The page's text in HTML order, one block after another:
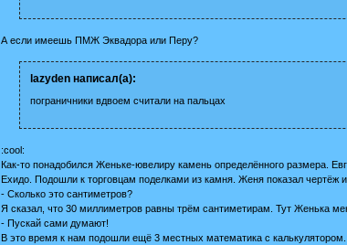
А если имеешь ПМЖ Эквадора или Перу?
lazyden написал(а):
пограничники вдвоем считали на пальцах
:cool:
Как-то понадобился Женьке-ювелиру камень определённого размера.
Ехидо. Подошли к торговцам поделками из камня. Женя показал чертёж
- Сколько это сантиметров?
Я сказал, что 30 миллиметров равны трём сантиметирам. Тут Женька
- Пускай сами думают!
В это время к нам подошли ещё 3 местных математика с калькулятором.